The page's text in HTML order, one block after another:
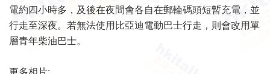
電約四小時多，及後在夜間會各自在郵輪碼頭短暫充電，並
行走至深夜。若無法使用比亞迪電動巴士行走，則會改用單
層青年柴油巴士。
更多相片: